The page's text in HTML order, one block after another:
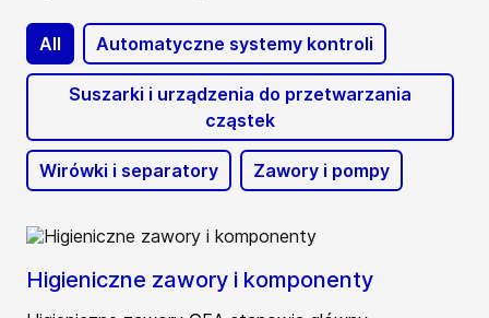
All Automatyczne systemy kontroli
Suszarki i urządzenia do przetwarzania
cząstek
Wirówki i separatory Zawory i pompy
Higieniczne zawory i komponenty